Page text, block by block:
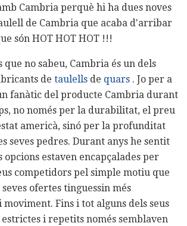
Cambria perquè hi ha dues noves
de Cambria que acaba d'arribar
són HOT HOT HOT !!!
que no sabeu, Cambria és un dels
de taulells de quars . Jo per a
fanàtic del producte Cambria durant
no només per la durabilitat, el preu
americà, sinó per la profunditat
seves pedres. Durant anys he sentit
opcions estaven encapçalades per
competidors pel simple motiu que
ofertes tinguessin més
Fins i tot alguns dels seus
i repetits només semblaven